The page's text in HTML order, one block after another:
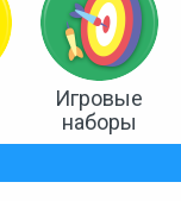
Игровые
наборы